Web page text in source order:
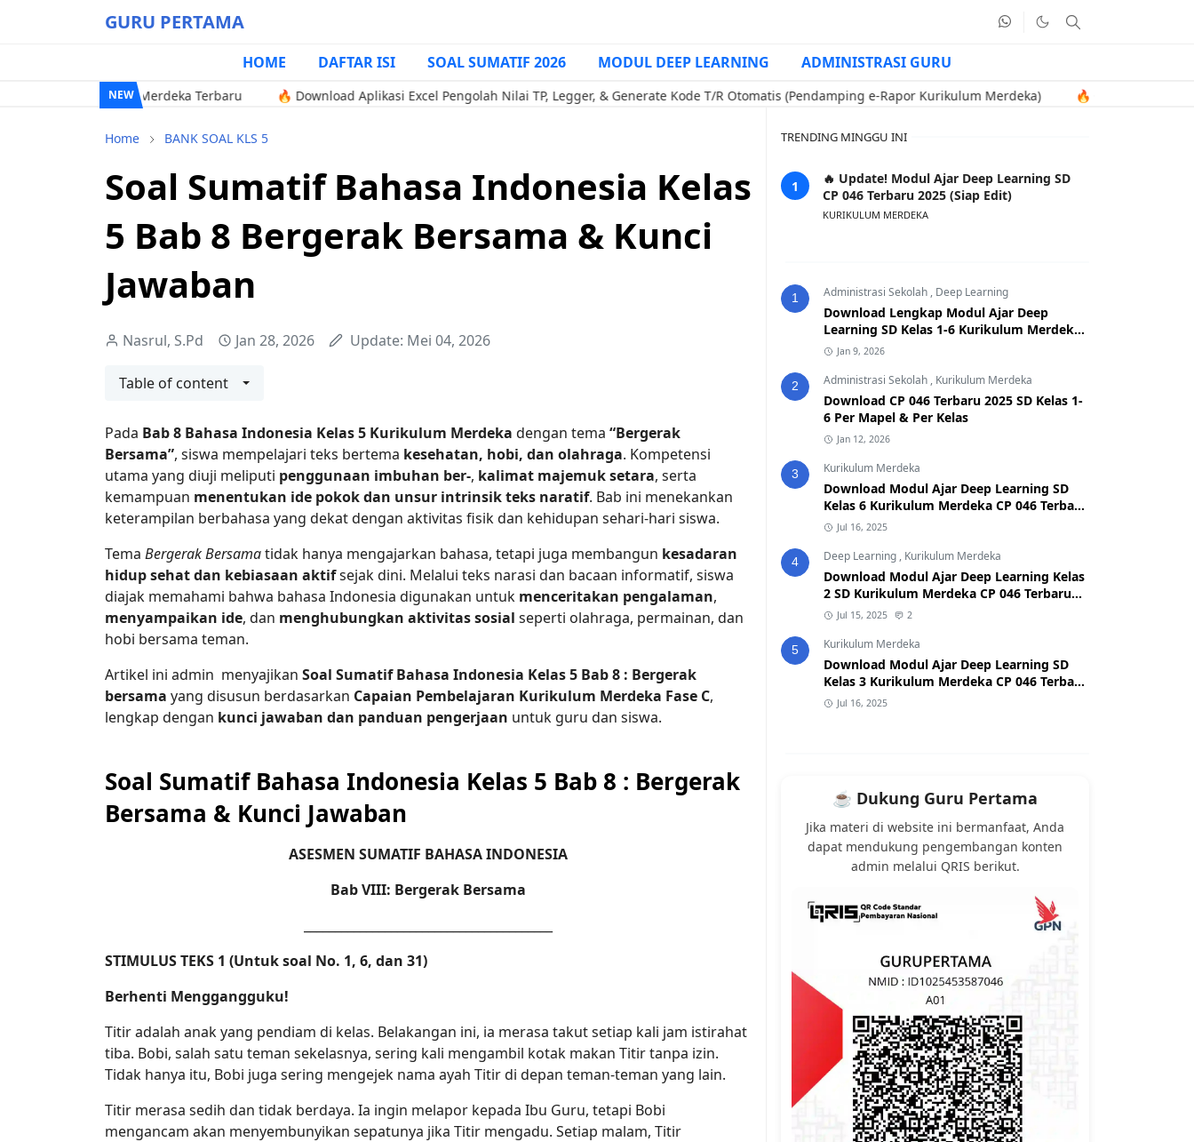
GURU PERTAMA
HOME DAFTAR ISI SOAL SUMATIF 2026 MODUL DEEP LEARNING ADMINISTRASI GURU
NEW
Kurikulum Merdeka Terbaru 🔥 Download Aplikasi Excel Pengolah Nilai TP, Legger, & Generate Kode T/R Otomatis (Pendamping e-Rapor Kurikulum Merdeka) 🔥 Contoh Soal Uji
Home BANK SOAL KLS 5
Soal Sumatif Bahasa Indonesia Kelas
5 Bab 8 Bergerak Bersama & Kunci
Jawaban
Nasrul, S.Pd Jan 28, 2026 Update: Mei 04, 2026
Table of content
Pada Bab 8 Bahasa Indonesia Kelas 5 Kurikulum Merdeka dengan tema “Bergerak
Bersama”, siswa mempelajari teks bertema kesehatan, hobi, dan olahraga. Kompetensi
utama yang diuji meliputi penggunaan imbuhan ber-, kalimat majemuk setara, serta
kemampuan menentukan ide pokok dan unsur intrinsik teks naratif. Bab ini menekankan
keterampilan berbahasa yang dekat dengan aktivitas fisik dan kehidupan sehari-hari siswa.
Tema Bergerak Bersamatidak hanya mengajarkan bahasa, tetapi juga membangun kesadaran
hidup sehat dan kebiasaan aktifsejak dini. Melalui teks narasi dan bacaan informatif, siswa
diajak memahami bahwa bahasa Indonesia digunakan untuk menceritakan pengalaman,
menyampaikan ide, dan menghubungkan aktivitas sosial seperti olahraga, permainan, dan
hobi bersama teman.
Artikel ini admin menyajikan Soal Sumatif Bahasa Indonesia Kelas 5 Bab 8 : Bergerak
bersama yang disusun berdasarkan Capaian Pembelajaran Kurikulum Merdeka Fase C,
lengkap dengan kunci jawaban dan panduan pengerjaan untuk guru dan siswa.
Soal Sumatif Bahasa Indonesia Kelas 5 Bab 8 : Bergerak
Bersama & Kunci Jawaban
ASESMEN SUMATIF BAHASA INDONESIA
Bab VIII: Bergerak Bersama
STIMULUS TEKS 1 (Untuk soal No. 1, 6, dan 31)
Berhenti Menggangguku!
Titir adalah anak yang pendiam di kelas. Belakangan ini, ia merasa takut setiap kali jam istirahat
tiba. Bobi, salah satu teman sekelasnya, sering kali mengambil kotak makan Titir tanpa izin.
Tidak hanya itu, Bobi juga sering mengejek nama ayah Titir di depan teman-teman yang lain.
Titir merasa sedih dan tidak berdaya. Ia ingin melapor kepada Ibu Guru, tetapi Bobi
mengancam akan menyembunyikan sepatunya jika Titir mengadu. Setiap malam, Titir
TRENDING MINGGU INI
🔥 Update! Modul Ajar Deep Learning SD
CP 046 Terbaru 2025 (Siap Edit)
KURIKULUM MERDEKA
1 Administrasi Sekolah , Deep Learning
Download Lengkap Modul Ajar Deep
Learning SD Kelas 1-6 Kurikulum Merdeka
CP 046 Terbaru 2025
Jan 9, 2026
2 Administrasi Sekolah , Kurikulum Merdeka
Download CP 046 Terbaru 2025 SD Kelas 1-
6 Per Mapel & Per Kelas
Jan 12, 2026
3 Kurikulum Merdeka
Download Modul Ajar Deep Learning SD
Kelas 6 Kurikulum Merdeka CP 046 Terbaru
2025Jul 16, 2025
4 Deep Learning , Kurikulum Merdeka
Download Modul Ajar Deep Learning Kelas
2 SD Kurikulum Merdeka CP 046 Terbaru
2026/2027 (Format Word & PDF)
Jul 15, 2025 2
5 Kurikulum Merdeka
Download Modul Ajar Deep Learning SD
Kelas 3 Kurikulum Merdeka CP 046 Terbaru
2025Jul 16, 2025
☕ Dukung Guru Pertama
Jika materi di website ini bermanfaat, Anda
dapat mendukung pengembangan konten
admin melalui QRIS berikut.